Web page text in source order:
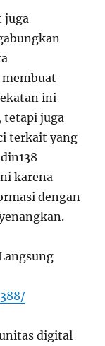
juga
ini
tetapi juga
terkait yang
karena
dengan
digital